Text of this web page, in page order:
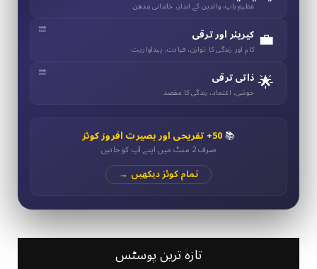
عظیم باپ، والدین کے انداز، خاندانی بندھن
💼 کیریئر اور ترقی
کام اور زندگی کا توازن، قیادت، پیداواریت
🌟 ذاتی ترقی
خوشی، اعتماد، زندگی کا مقصد
📚50+ تفریحی اور بصیرت افروز کوئز
صرف 2 منٹ میں اپنے آپ کو جانیں
تمام کوئز دیکھیں →
تازہ ترین پوسٹس